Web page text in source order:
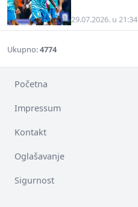
29.07.2026. u 21:34
Ukupno:4774
Početna
Impressum
Kontakt
Oglašavanje
Sigurnost